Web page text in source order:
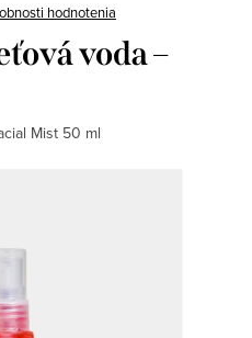
hodnotenia
voda –
Mist 50 ml